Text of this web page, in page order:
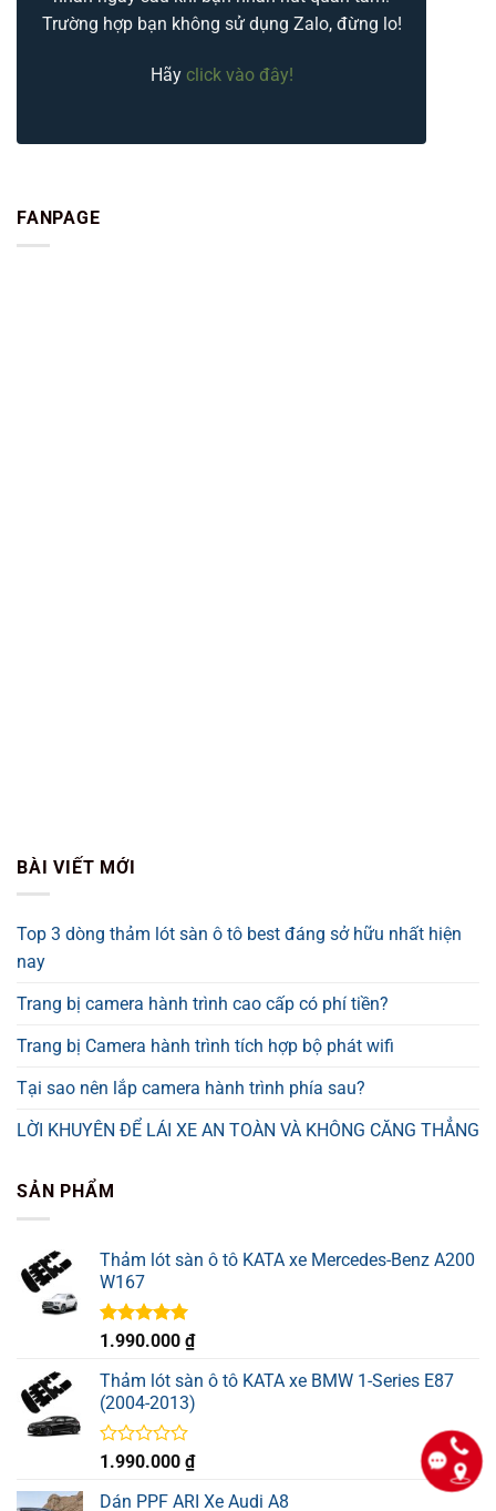
Trường hợp bạn không sử dụng Zalo, đừng lo!
Hãy click vào đây!
FANPAGE
BÀI VIẾT MỚI
Top 3 dòng thảm lót sàn ô tô best đáng sở hữu nhất hiện
nay
Trang bị camera hành trình cao cấp có phí tiền?
Trang bị Camera hành trình tích hợp bộ phát wifi
Tại sao nên lắp camera hành trình phía sau?
LỜI KHUYÊN ĐỂ LÁI XE AN TOÀN VÀ KHÔNG CĂNG THẲNG
SẢN PHẨM
Thảm lót sàn ô tô KATA xe Mercedes-Benz A200
W167
Được xếp
5 sao
1.990.000 ₫
Thảm lót sàn ô tô KATA xe BMW 1-Series E87
(2004-2013)
Được
hạng
1.990.000 ₫
Dán PPF ARI Xe Audi A8